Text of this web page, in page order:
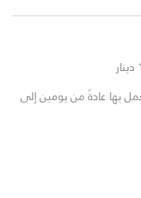
بها عادةً من يومين إلى